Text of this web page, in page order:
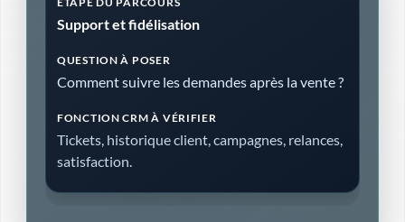
Support et fidélisation
Comment suivre les demandes après la vente ?
Tickets, historique client, campagnes, relances,
satisfaction.